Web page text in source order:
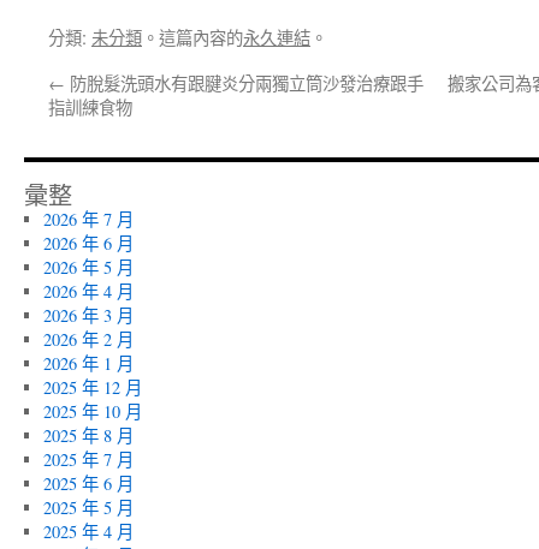
分類: 未分類 。這篇內容的永久連結 。
← 防脫髮洗頭水有跟腱炎分兩獨立筒沙發治療跟手
指訓練食物
搬家公司為
彙整
2026 年 7 月
2026 年 6 月
2026 年 5 月
2026 年 4 月
2026 年 3 月
2026 年 2 月
2026 年 1 月
2025 年 12 月
2025 年 10 月
2025 年 8 月
2025 年 7 月
2025 年 6 月
2025 年 5 月
2025 年 4 月